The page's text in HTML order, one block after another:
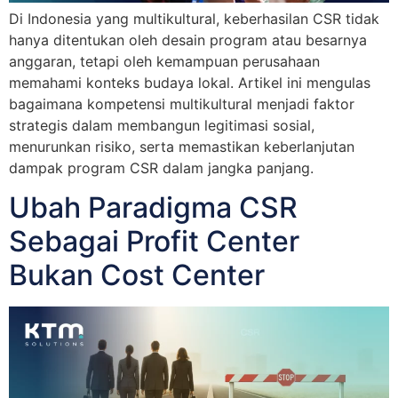
Di Indonesia yang multikultural, keberhasilan CSR tidak
hanya ditentukan oleh desain program atau besarnya
anggaran, tetapi oleh kemampuan perusahaan
memahami konteks budaya lokal. Artikel ini mengulas
bagaimana kompetensi multikultural menjadi faktor
strategis dalam membangun legitimasi sosial,
menurunkan risiko, serta memastikan keberlanjutan
dampak program CSR dalam jangka panjang.
Ubah Paradigma CSR
Sebagai Profit Center
Bukan Cost Center